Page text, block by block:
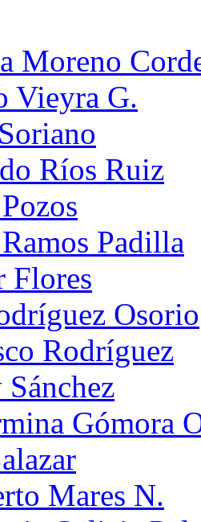
Moreno
Vieyra G.
Ríos Ruiz
Padilla
Flores
Osorio
Rodríguez
Gómora
Mares N.